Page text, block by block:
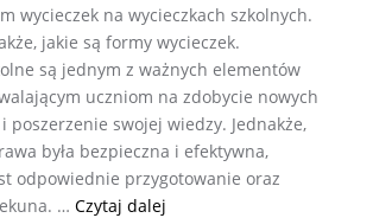
wycieczek na wycieczkach szkolnych.
jakie są formy wycieczek.
są jednym z ważnych elementów
uczniom na zdobycie nowych
poszerzenie swojej wiedzy. Jednakże,
była bezpieczna i efektywna,
odpowiednie przygotowanie oraz
… Czytaj dalejKto może być opiekunem